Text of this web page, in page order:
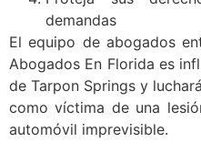
demandas
El equipo de abogados
Abogados En Florida es
de Tarpon Springs y
como víctima de una
automóvil imprevisible.